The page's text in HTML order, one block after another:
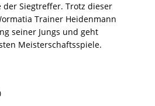
der Siegtreffer. Trotz dieser
Trainer Heidenmann
seiner Jungs und geht
Meisterschaftsspiele.